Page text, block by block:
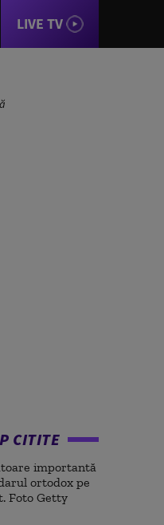
LIVE TV
CITITE